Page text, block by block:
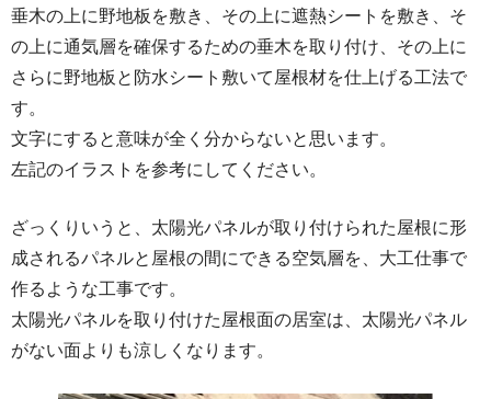
垂木の上に野地板を敷き、その上に遮熱シートを敷き、そ
の上に通気層を確保するための垂木を取り付け、その上に
さらに野地板と防水シート敷いて屋根材を仕上げる工法で
す。
文字にすると意味が全く分からないと思います。
左記のイラストを参考にしてください。
ざっくりいうと、太陽光パネルが取り付けられた屋根に形
成されるパネルと屋根の間にできる空気層を、大工仕事で
作るような工事です。
太陽光パネルを取り付けた屋根面の居室は、太陽光パネル
がない面よりも涼しくなります。